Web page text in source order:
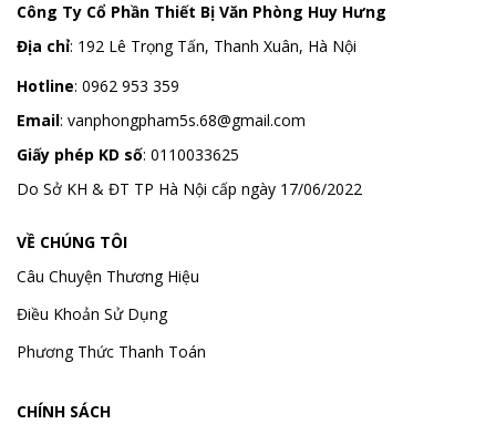
Công Ty Cổ Phần Thiết Bị Văn Phòng Huy Hưng
Địa chỉ: 192 Lê Trọng Tấn, Thanh Xuân, Hà Nội
Hotline: 0962 953 359
Email: vanphongpham5s.68@gmail.com
Giấy phép KD số: 0110033625
Do Sở KH & ĐT TP Hà Nội cấp ngày 17/06/2022
VỀ CHÚNG TÔI
Câu Chuyện Thương Hiệu
Điều Khoản Sử Dụng
Phương Thức Thanh Toán
CHÍNH SÁCH